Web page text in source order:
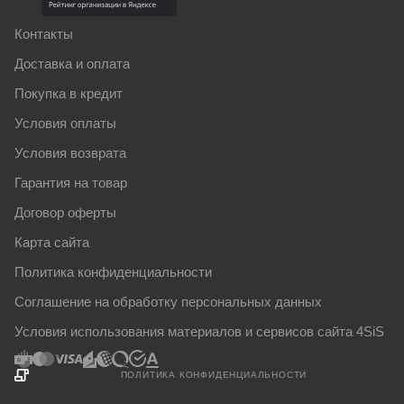
Контакты
Доставка и оплата
Покупка в кредит
Условия оплаты
Условия возврата
Гарантия на товар
Договор оферты
Карта сайта
Политика конфиденциальности
Соглашение на обработку персональных данных
Условия использования материалов и сервисов сайта 4SiS
ПОЛИТИКА КОНФИДЕНЦИАЛЬНОСТИ